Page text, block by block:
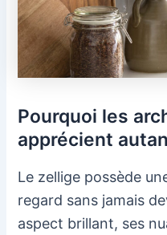
Pourquoi les
apprécient
Le zellige possède
regard sans jamais
aspect brillant, ses